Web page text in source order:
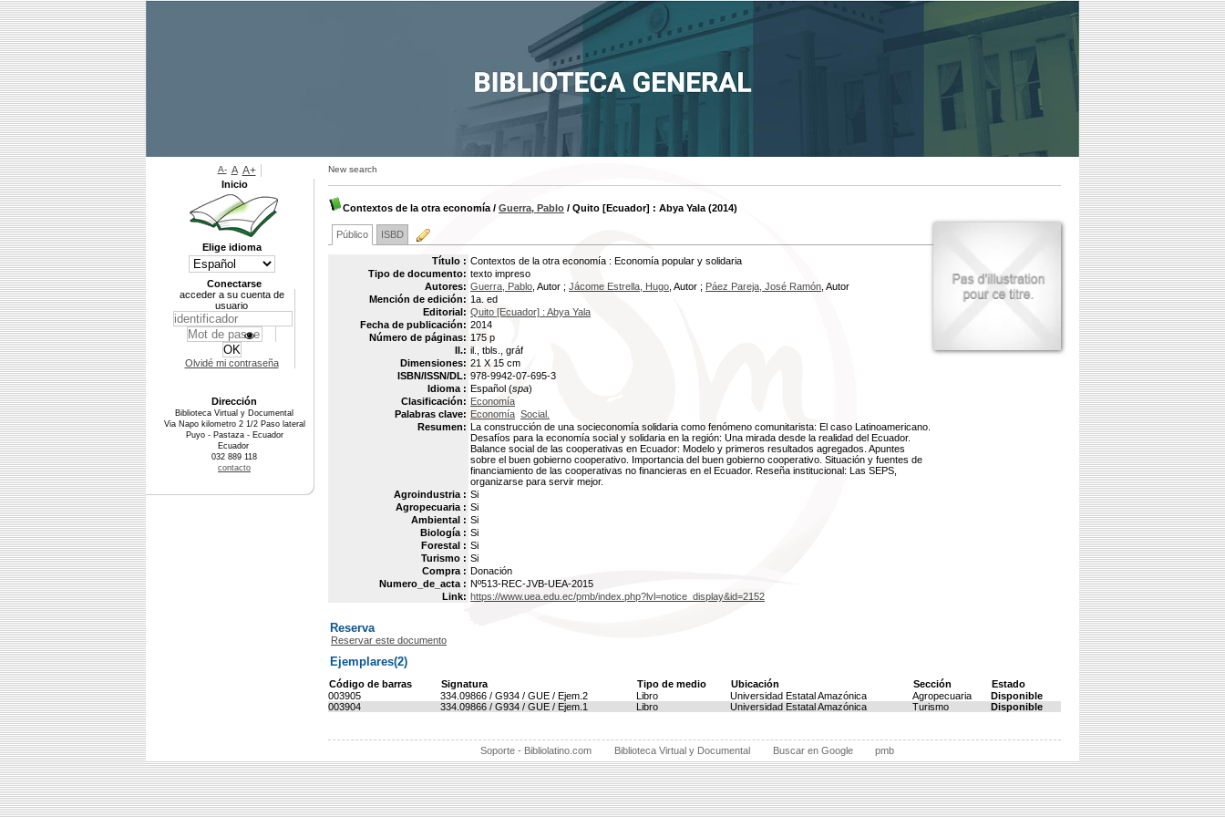
New search
Contextos de la otra economía / Guerra, Pablo / Quito [Ecuador] : Abya Yala (2014)
Público ISBD
Título : Contextos de la otra economía : Economía popular y solidaria
Tipo de documento: texto impreso
Autores: Guerra, Pablo , Autor ; Jácome Estrella, Hugo , Autor ; Páez Pareja, José Ramón , Autor
Mención de edición: 1a. ed
Editorial: Quito [Ecuador] : Abya Yala
Fecha de publicación: 2014
Número de páginas: 175 p
Il.: il., tbls., gráf
Dimensiones: 21 X 15 cm
ISBN/ISSN/DL: 978-9942-07-695-3
Idioma : Español (spa)
Clasificación: Economía
Palabras clave: Economía Social.
Resumen: La construcción de una socieconomía solidaria como fenómeno comunitarista: El caso Latinoamericano.
Desafíos para la economía social y solidaria en la región: Una mirada desde la realidad del Ecuador.
Balance social de las cooperativas en Ecuador: Modelo y primeros resultados agregados. Apuntes
sobre el buen gobierno cooperativo. Importancia del buen gobierno cooperativo. Situación y fuentes de
financiamiento de las cooperativas no financieras en el Ecuador. Reseña institucional: Las SEPS,
organizarse para servir mejor.
Agroindustria : Si
Agropecuaria : Si
Ambiental : Si
Biología : Si
Forestal : Si
Turismo : Si
Compra : Donación
Numero_de_acta : Nº513-REC-JVB-UEA-2015
Link: https://www.uea.edu.ec/pmb/index.php?lvl=notice_display&id=2152
Reserva
Reservar este documento
Ejemplares(2)
Código de barras Signatura Tipo de medio Ubicación Sección
Estado
003905
334.09866 / G934 / GUE / Ejem.2 Libro Universidad Estatal Amazónica Agropecuaria
Disponible
003904
334.09866 / G934 / GUE / Ejem.1 Libro Universidad Estatal Amazónica Turismo Disponible
Soporte - Bibliolatino.com Biblioteca Virtual y Documental Buscar en Google pmb
A- A A+
Inicio
Elige idioma
Conectarse
acceder a su cuenta de
usuario
Olvidé mi contraseña
Dirección
Biblioteca Virtual y Documental
Via Napo kilometro 2 1/2 Paso lateral
Puyo - Pastaza - Ecuador
Ecuador
032 889 118
contacto